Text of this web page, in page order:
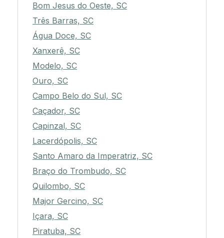
Bom Jesus do Oeste, SC
Três Barras, SC
Água Doce, SC
Xanxerê, SC
Modelo, SC
Ouro, SC
Campo Belo do Sul, SC
Caçador, SC
Capinzal, SC
Lacerdópolis, SC
Santo Amaro da Imperatriz, SC
Braço do Trombudo, SC
Quilombo, SC
Major Gercino, SC
Içara, SC
Piratuba, SC